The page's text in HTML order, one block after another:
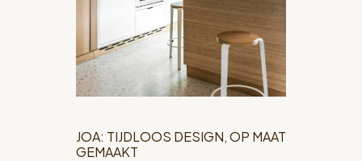
JOA: TIJDLOOS DESIGN, OP MAAT
GEMAAKT